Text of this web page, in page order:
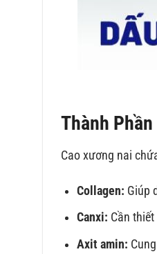
Thành
Cao xương nai
Collagen: Giúp
Canxi: Cần
Axit amin: